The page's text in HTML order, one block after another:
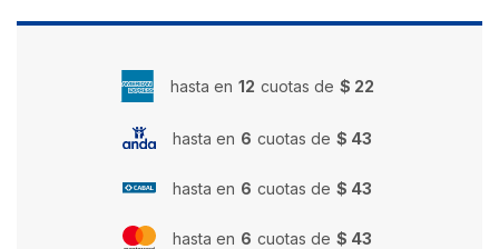
hasta en 12 cuotas de $ 22
hasta en 6 cuotas de $ 43
hasta en 6 cuotas de $ 43
hasta en 6 cuotas de $ 43